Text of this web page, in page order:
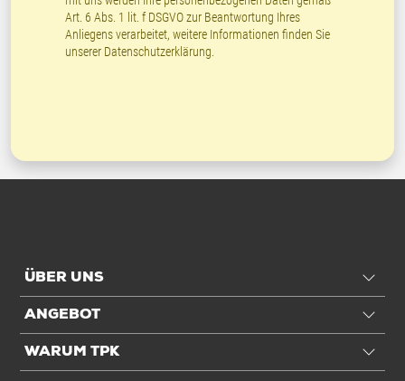
Art. 6 Abs. 1 lit. f DSGVO zur Beantwortung Ihres
Anliegens verarbeitet, weitere Informationen finden Sie
unserer Datenschutzerklärung
ÜBER UNS
ANGEBOT
WARUM TPK